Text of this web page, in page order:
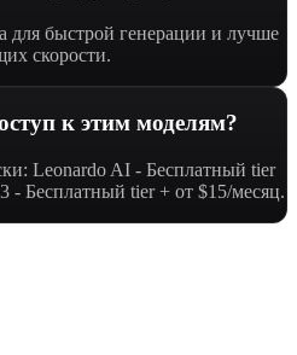
для быстрой генерации и лучше
скорости.
к этим моделям?
Leonardo AI - Бесплатный tier
- Бесплатный tier + от $15/месяц.